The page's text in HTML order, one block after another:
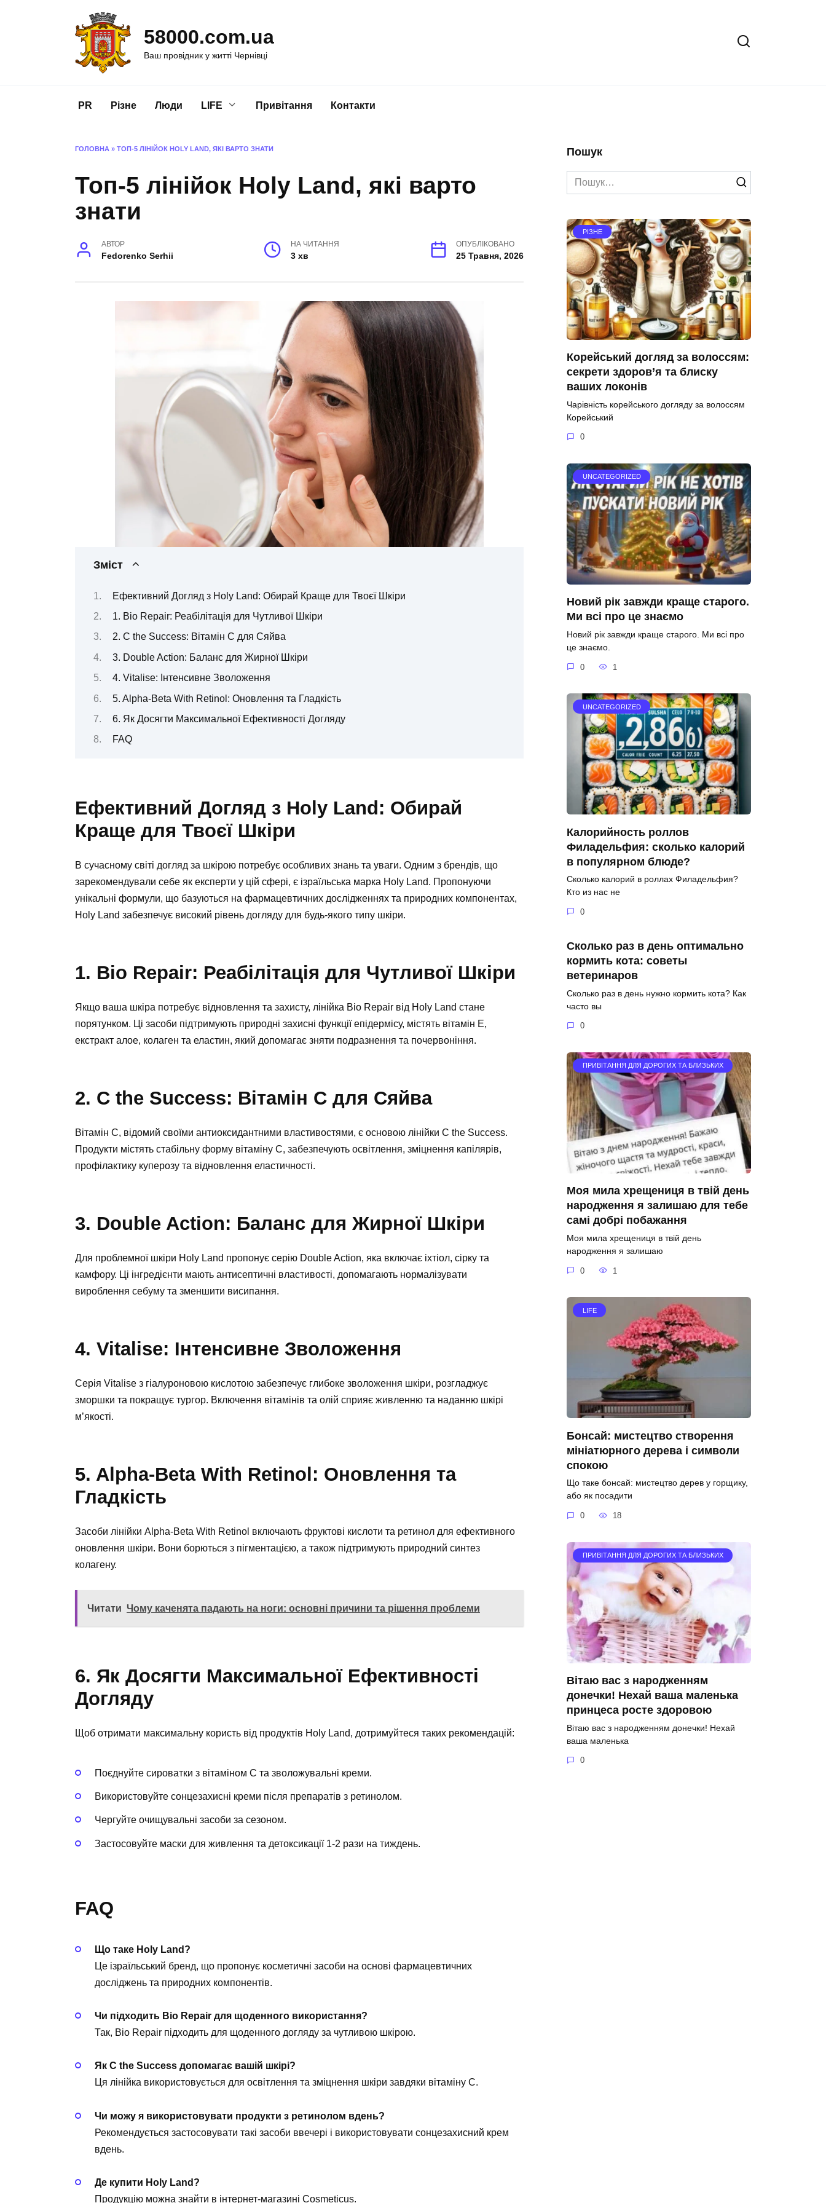
58000.com.ua
Ваш провідник у житті Чернівці
PR Різне Люди LIFE Привітання Контакти
ГОЛОВНА » ТОП-5 ЛІНІЙОК HOLY LAND, ЯКІ ВАРТО ЗНАТИ
Топ-5 лінійок Holy Land, які варто
знати
АВТОР
Fedorenko Serhii
НА ЧИТАННЯ
3 хв
ОПУБЛІКОВАНО
25 Травня, 2026
Зміст
Ефективний Догляд з Holy Land: Обирай Краще для Твоєї Шкіри
1. Bio Repair: Реабілітація для Чутливої Шкіри
2. C the Success: Вітамін С для Сяйва
3. Double Action: Баланс для Жирної Шкіри
4. Vitalise: Інтенсивне Зволоження
5. Alpha-Beta With Retinol: Оновлення та Гладкість
6. Як Досягти Максимальної Ефективності Догляду
FAQ
Ефективний Догляд з Holy Land: Обирай
Краще для Твоєї Шкіри
В сучасному світі догляд за шкірою потребує особливих знань та уваги. Одним з брендів, що
зарекомендували себе як експерти у цій сфері, є ізраїльська марка Holy Land. Пропонуючи
унікальні формули, що базуються на фармацевтичних дослідженнях та природних компонентах,
Holy Land забезпечує високий рівень догляду для будь-якого типу шкіри.
1. Bio Repair: Реабілітація для Чутливої Шкіри
Якщо ваша шкіра потребує відновлення та захисту, лінійка Bio Repair від Holy Land стане
порятунком. Ці засоби підтримують природні захисні функції епідермісу, містять вітамін Е,
екстракт алое, колаген та еластин, який допомагає зняти подразнення та почервоніння.
2. C the Success: Вітамін С для Сяйва
Вітамін С, відомий своїми антиоксидантними властивостями, є основою лінійки C the Success.
Продукти містять стабільну форму вітаміну С, забезпечують освітлення, зміцнення капілярів,
профілактику куперозу та відновлення еластичності.
3. Double Action: Баланс для Жирної Шкіри
Для проблемної шкіри Holy Land пропонує серію Double Action, яка включає іхтіол, сірку та
камфору. Ці інгредієнти мають антисептичні властивості, допомагають нормалізувати
вироблення себуму та зменшити висипання.
4. Vitalise: Інтенсивне Зволоження
Серія Vitalise з гіалуроновою кислотою забезпечує глибоке зволоження шкіри, розгладжує
зморшки та покращує тургор. Включення вітамінів та олій сприяє живленню та наданню шкірі
м’якості.
5. Alpha-Beta With Retinol: Оновлення та
Гладкість
Засоби лінійки Alpha-Beta With Retinol включають фруктові кислоти та ретинол для ефективного
оновлення шкіри. Вони борються з пігментацією, а також підтримують природний синтез
колагену.
Читати Чому каченята падають на ноги: основні причини та рішення проблеми
6. Як Досягти Максимальної Ефективності
Догляду
Щоб отримати максимальну користь від продуктів Holy Land, дотримуйтеся таких рекомендацій:
Поєднуйте сироватки з вітаміном С та зволожувальні креми.
Використовуйте сонцезахисні креми після препаратів з ретинолом.
Чергуйте очищувальні засоби за сезоном.
Застосовуйте маски для живлення та детоксикації 1-2 рази на тиждень.
FAQ
Що таке Holy Land?
Це ізраїльський бренд, що пропонує косметичні засоби на основі фармацевтичних
досліджень та природних компонентів.
Чи підходить Bio Repair для щоденного використання?
Так, Bio Repair підходить для щоденного догляду за чутливою шкірою.
Як C the Success допомагає вашій шкірі?
Ця лінійка використовується для освітлення та зміцнення шкіри завдяки вітаміну С.
Чи можу я використовувати продукти з ретинолом вдень?
Рекомендується застосовувати такі засоби ввечері і використовувати сонцезахисний крем
вдень.
Де купити Holy Land?
Продукцію можна знайти в інтернет-магазині Cosmeticus.
Пошук
Search
for:
РІЗНЕ
Корейський догляд за волоссям:
секрети здоров’я та блиску
ваших локонів
Чарівність корейського догляду за волоссям
Корейський
0
UNCATEGORIZED
Новий рік завжди краще старого.
Ми всі про це знаємо
Новий рік завжди краще старого. Ми всі про
це знаємо.
0 1
UNCATEGORIZED
Калорийность роллов
Филадельфия: сколько калорий
в популярном блюде?
Сколько калорий в роллах Филадельфия?
Кто из нас не
0
Сколько раз в день оптимально
кормить кота: советы
ветеринаров
Сколько раз в день нужно кормить кота? Как
часто вы
0
ПРИВІТАННЯ ДЛЯ ДОРОГИХ ТА БЛИЗЬКИХ
Моя мила хрещениця в твій день
народження я залишаю для тебе
самі добрі побажання
Моя мила хрещениця в твій день
народження я залишаю
0 1
LIFE
Бонсай: мистецтво створення
мініатюрного дерева і символи
спокою
Що таке бонсай: мистецтво дерев у горщику,
або як посадити
0 18
ПРИВІТАННЯ ДЛЯ ДОРОГИХ ТА БЛИЗЬКИХ
Вітаю вас з народженням
донечки! Нехай ваша маленька
принцеса росте здоровою
Вітаю вас з народженням донечки! Нехай
ваша маленька
0